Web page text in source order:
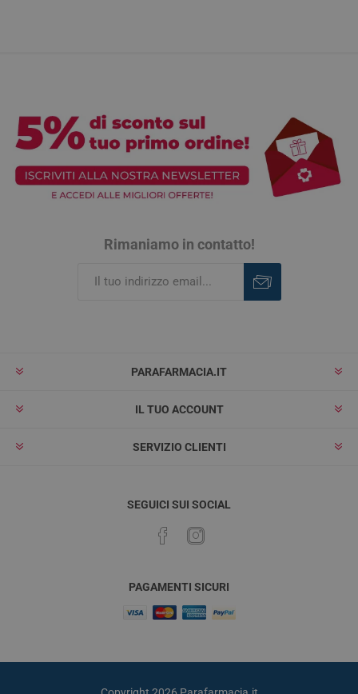
Rimaniamo in contatto!
PARAFARMACIA.IT
IL TUO ACCOUNT
SERVIZIO CLIENTI
SEGUICI SUI SOCIAL
PAGAMENTI SICURI